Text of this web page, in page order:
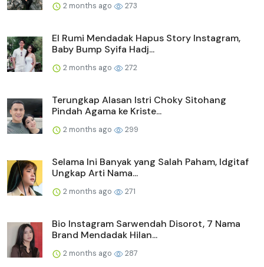
2 months ago 273
El Rumi Mendadak Hapus Story Instagram,
Baby Bump Syifa Hadj...
2 months ago 272
Terungkap Alasan Istri Choky Sitohang
Pindah Agama ke Kriste...
2 months ago 299
Selama Ini Banyak yang Salah Paham, Idgitaf
Ungkap Arti Nama...
2 months ago 271
Bio Instagram Sarwendah Disorot, 7 Nama
Brand Mendadak Hilan...
2 months ago 287